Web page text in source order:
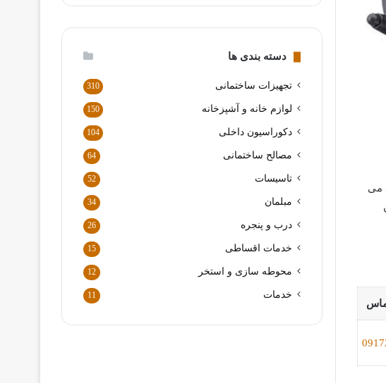
می
ی
خ
د
ر
و
د
ی
دسته بندی ها
تجهیزات ساختمانی 310
لوازم خانه و آشپزخانه 150
دکوراسیون داخلی 104
مصالح ساختمانی 64
تاسیسات 52
مبلمان 34
درب و پنجره 26
خدمات اقساطی 15
محوطه سازی و استخر 12
خدمات 11